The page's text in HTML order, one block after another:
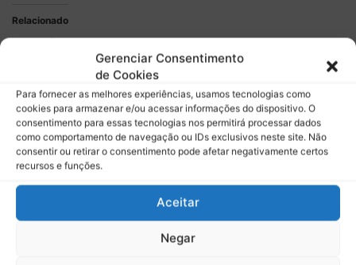
Gerenciar Consentimento
de Cookies
Para fornecer as melhores experiências, usamos tecnologias como
cookies para armazenar e/ou acessar informações do dispositivo. O
consentimento para essas tecnologias nos permitirá processar dados
como comportamento de navegação ou IDs exclusivos neste site. Não
consentir ou retirar o consentimento pode afetar negativamente certos
recursos e funções.
Aceitar
Negar
Relacionado
horários da Fórmula 1 e a
situação do campeonato
após a vitória de Hamilton
classificação Sprint e se
GP de Mônaco 2026: confira
os horários da Fórmula 1 e a
situação do campeonato
Descubra mais sobre Boletim do